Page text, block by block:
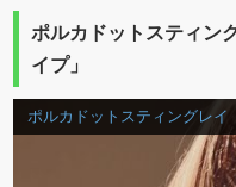
ポルカドットスティン
イプ」
ポルカドットスティングレ